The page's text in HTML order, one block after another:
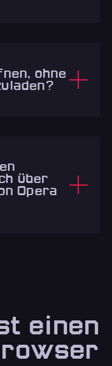
ohne
über
Opera
einen